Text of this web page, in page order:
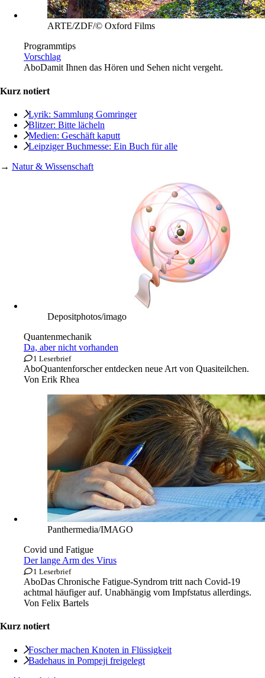
ARTE/ZDF/© Oxford Films
Programmtips
Vorschlag
AboDamit Ihnen das Hören und Sehen nicht vergeht.
Kurz notiert
Lyrik: Sammlung Gomringer
Blitzer: Bitte lächeln
Medien: Geschäft kaputt
Leipziger Buchmesse: Ein Buch für alle
→ Natur & Wissenschaft
Depositphotos/imago
Quantenmechanik
Da, aber nicht vorhanden
1 Leserbrief
AboQuantenforscher entdecken neue Art von Quasiteilchen.
Von Erik Rhea
Panthermedia/IMAGO
Covid und Fatigue
Der lange Arm des Virus
1 Leserbrief
AboDas Chronische Fatigue-Syndrom tritt nach Covid-19
achtmal häufiger auf. Unabhängig vom Impfstatus allerdings.
Von Felix Bartels
Kurz notiert
Foscher machen Knoten in Flüssigkeit
Badehaus in Pompeji freigelegt